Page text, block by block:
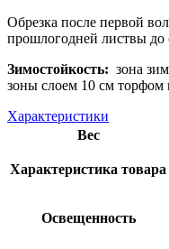
Обрезка после первой
прошлогодней листвы до
Зимостойкость: зона
зоны слоем 10 см торфом
Характеристики
Вес
Характеристика товара
Освещенность